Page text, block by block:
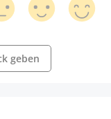
geben